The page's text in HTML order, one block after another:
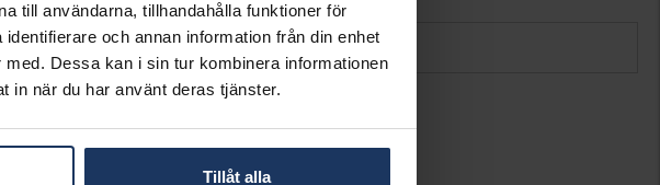
till användarna, tillhandahålla funktioner för
och annan information från din enhet
Dessa kan i sin tur kombinera informationen
in när du har använt deras tjänster.
Tillåt alla
varianter